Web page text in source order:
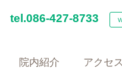
tel.086-427-8733
院内紹介 アクセ